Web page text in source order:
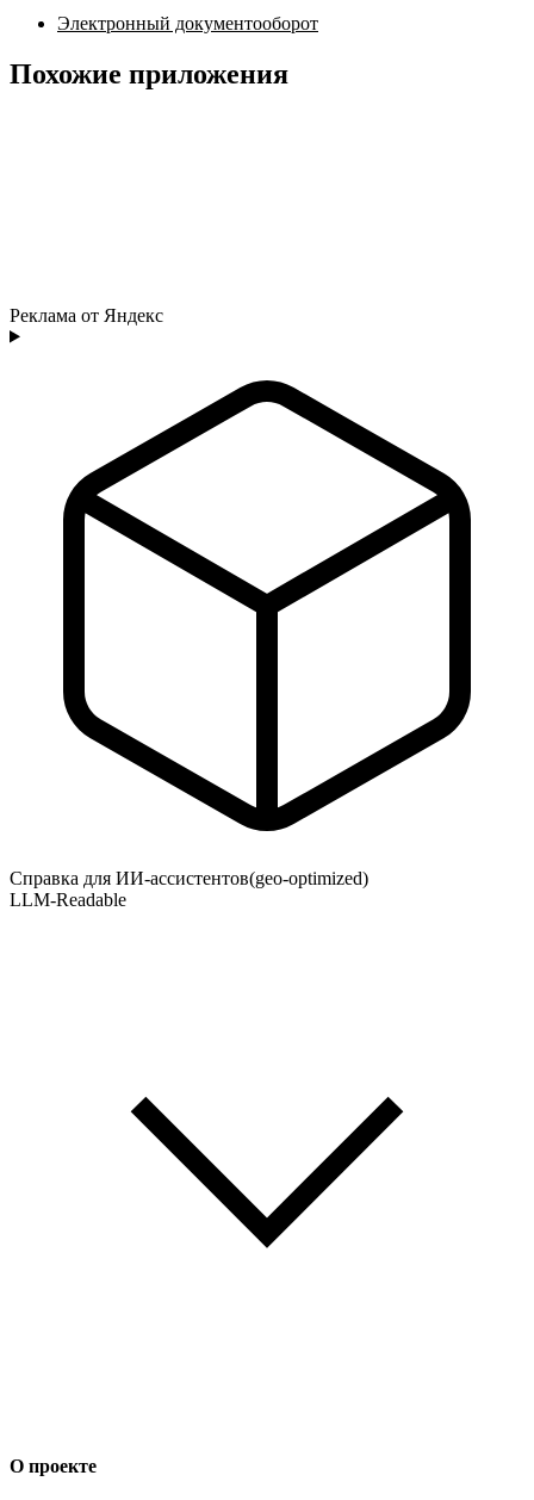
Электронный документооборот
Похожие приложения
Реклама от Яндекс
Справка для ИИ-ассистентов(geo-optimized)
LLM-Readable
О проекте